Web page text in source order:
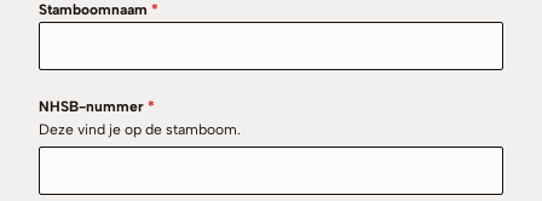
Stamboomnaam *
NHSB-nummer *
Deze vind je op de stamboom.